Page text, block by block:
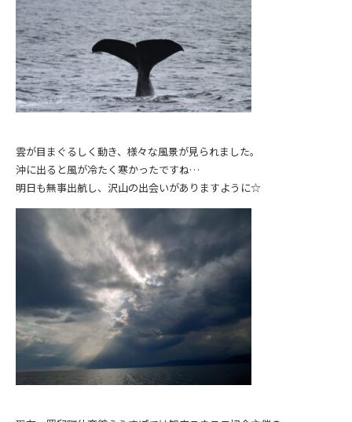
雲が目まぐるしく動き、様々な風景が見られました。
沖に出ると風が冷たく寒かったですね…
明日も無事出航し、沢山の出会いがありますように☆